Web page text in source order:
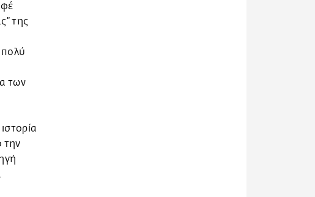
της
πολύ
των
την